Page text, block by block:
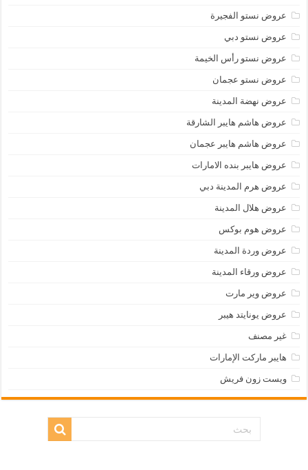
عروض نستو الفجيرة
عروض نستو دبي
عروض نستو رأس الخيمة
عروض نستو عجمان
عروض نهضة المدينة
عروض هاشم هايبر الشارقة
عروض هاشم هايبر عجمان
عروض هايبر بنده الامارات
عروض هرم المدينة دبي
عروض هلال المدينة
عروض هوم بوكس
عروض وردة المدينة
عروض ورقاء المدينة
عروض وير مارت
عروض يونايتد هيبر
غير مصنف
هايبر ماركت الإمارات
ويست زون فريش